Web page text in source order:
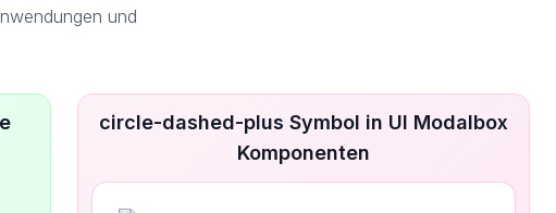
und
circle-dashed-plus Symbol in UI Modalbox
Komponenten